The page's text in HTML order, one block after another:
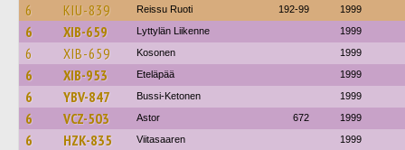
6 KIU-839 Reissu Ruoti 192-99 1999
6 XIB-659 Lyttylän Liikenne 1999
6 XIB-659 Kosonen 1999
6 XIB-953 Eteläpää 1999
6 YBV-847 Bussi-Ketonen 1999
6 VCZ-503 Astor 672 1999
6 HZK-835 Viitasaaren 1999